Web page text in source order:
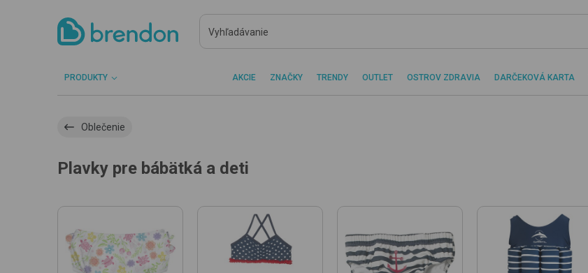
PRODUKTY AKCIE ZNAČKY TRENDY OUTLET OSTROV ZDRAVIA DARČEKOVÁ KARTA
Oblečenie
Plavky pre bábätká a deti